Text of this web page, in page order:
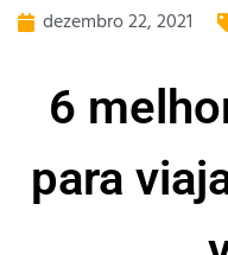
dezembro 22, 2021
6
para